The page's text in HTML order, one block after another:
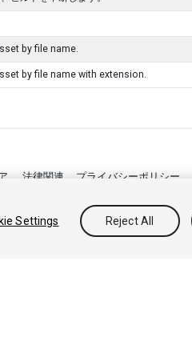
by file name.
by file name with extension.
法律関連 プライバシーポリシー
Settings Reject All